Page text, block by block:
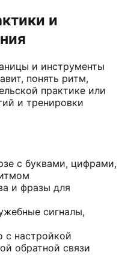
и
и инструменты
понять ритм,
практике или
и тренировки
с буквами, цифрами,
и фразы для
сигналы,
с настройкой
обратной связи